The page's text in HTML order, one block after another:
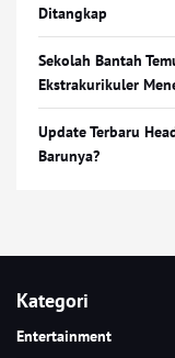
Ditangkap
Sekolah Bantah
Ekstrakurikuler
Update Terbaru
Barunya?
Kategori
Entertainment